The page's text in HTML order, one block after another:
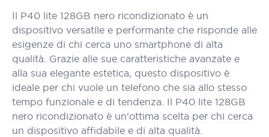
Il P40 lite 128GB nero ricondizionato è un
dispositivo versatile e performante che risponde alle
esigenze di chi cerca uno smartphone di alta
qualità. Grazie alle sue caratteristiche avanzate e
alla sua elegante estetica, questo dispositivo è
ideale per chi vuole un telefono che sia allo stesso
tempo funzionale e di tendenza. Il P40 lite 128GB
nero ricondizionato è un'ottima scelta per chi cerca
un dispositivo affidabile e di alta qualità.